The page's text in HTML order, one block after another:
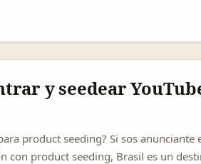
o reseña detallada rinde
y seedear
product seeding? Si sos anunciante
con product seeding, Brasil es un